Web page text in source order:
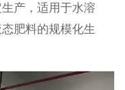
产，适用于水溶
肥料的规模化生